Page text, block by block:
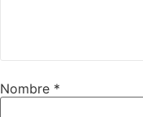
Nombre *